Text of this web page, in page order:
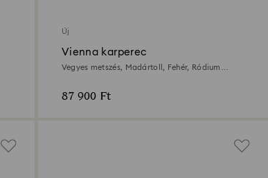
Új
Vienna karperec
Vegyes metszés, Madártoll, Fehér, Ródium
87 900 Ft